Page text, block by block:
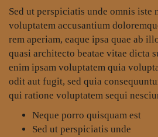
Sed ut perspiciatis unde omnis iste
voluptatem accusantium
rem aperiam, eaque ipsa quae ab
quasi architecto beatae vitae dicta
enim ipsam voluptatem quia
odit aut fugit, sed quia
qui ratione voluptatem sequi
Neque porro quisquam est
Sed ut perspiciatis unde